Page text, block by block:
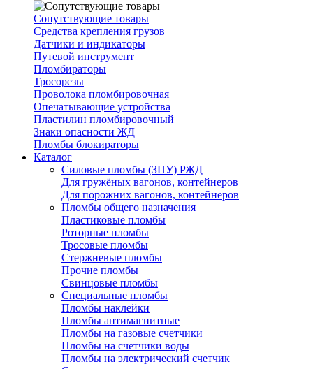
Сопутствующие товары
Средства крепления грузов
Датчики и индикаторы
Путевой инструмент
Пломбираторы
Тросорезы
Проволока пломбировочная
Опечатывающие устройства
Пластилин пломбировочный
Знаки опасности ЖД
Пломбы блокираторы
Каталог
Силовые пломбы (ЗПУ) РЖД
Для гружёных вагонов, контейнеров
Для порожних вагонов, контейнеров
Пломбы общего назначения
Пластиковые пломбы
Роторные пломбы
Тросовые пломбы
Стержневые пломбы
Прочие пломбы
Свинцовые пломбы
Специальные пломбы
Пломбы наклейки
Пломбы антимагнитные
Пломбы на газовые счетчики
Пломбы на счетчики воды
Пломбы на электрический счетчик